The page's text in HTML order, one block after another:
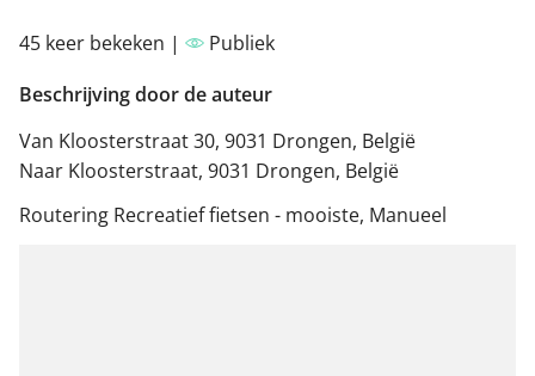
45 keer bekeken |
Publiek
Beschrijving door de auteur
Van Kloosterstraat 30, 9031 Drongen, België
Naar Kloosterstraat, 9031 Drongen, België
Routering Recreatief fietsen - mooiste, Manueel